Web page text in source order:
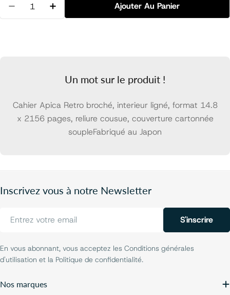
Diminuer La Quantité Pour Cahier Apica A5, Rouge
Augmenter La Quantité Pour Cahier
Ajouter Au Panier
Un mot sur le produit !
Cahier Apica Retro broché, interieur ligné, format 14.8
x 2156 pages, reliure cousue, couverture cartonnée
soupleFabriqué au Japon
Inscrivez vous à notre Newsletter
S'inscrire
En vous abonnant, vous acceptez les Conditions générales
d'utilisation et la Politique de confidentialité.
Nos marques